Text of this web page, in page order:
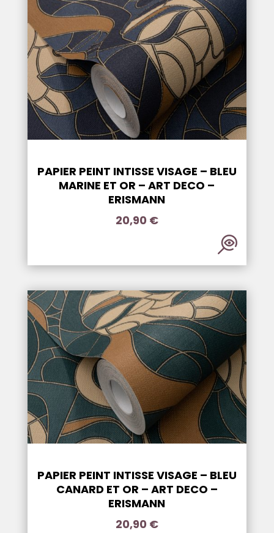
PAPIER PEINT INTISSE VISAGE – BLEU
MARINE ET OR – ART DECO –
ERISMANN
20,90 €
PAPIER PEINT INTISSE VISAGE – BLEU
CANARD ET OR – ART DECO –
ERISMANN
20,90 €